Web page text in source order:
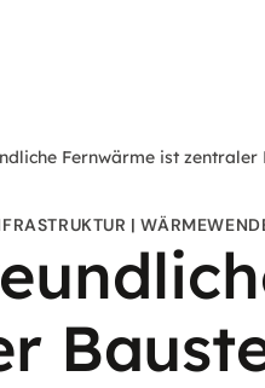
Fernwärme ist zentraler